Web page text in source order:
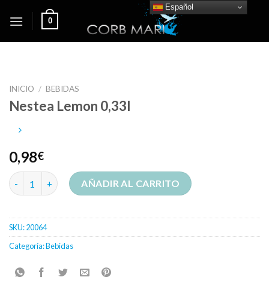
0
INICIO / BEBIDAS
Nestea Lemon 0,33l
0,98€
Nestea Lemon 0,33l cantidadAÑADIR AL CARRITO
SKU:20064
Categoría:Bebidas
Español